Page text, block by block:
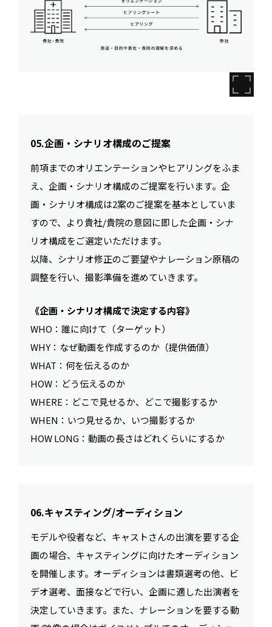
05.企画・シナリオ構成のご提案
前項までのオリエンテーションやヒアリングをふま
え、企画・シナリオ構成のご提案を行います。企
画・シナリオ構成は2案のご提案を基本としていま
すので、より貴社/貴院の意図に即した企画・シナ
リオ構成をご選定いただけます。
以降、シナリオ修正のご要望やナレーション原稿の
調整を行い、撮影準備を進めていきます。
《企画・シナリオ構成で決定する内容》
WHO：誰に向けて（ターゲット）
WHY：なぜ動画を作成するのか（提供価値）
WHAT：何を伝えるのか
HOW：どう伝えるのか
WHERE：どこで見せるか、どこで撮影するか
WHEN：いつ見せるか、いつ撮影するか
HOW LONG：動画の長さはどれくらいにするか
06.キャスティング/オーディション
モデルや役者など、キャストさんの出演を要する企
画の場合、キャスティングに向けたオーディション
を開催します。オーディションは書類選考の他、ビ
デオ選考、面接などで行い、企画に適した出演者を
決定していきます。また、ナレーションを要する動